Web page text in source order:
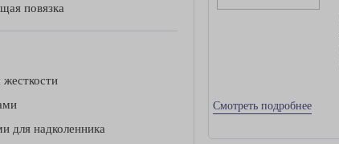
повязка
для надколенника
Смотреть подробнее